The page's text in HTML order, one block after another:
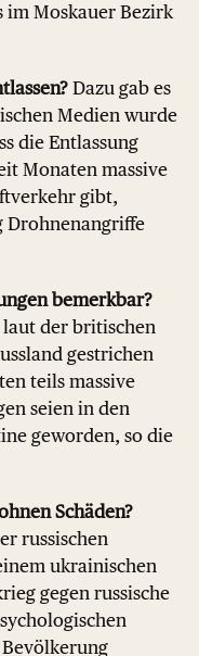
im Moskauer Bezirk
Dazu gab es
Medien wurde
die Entlassung
Monaten massive
gibt,
Drohnenangriffe
bemerkbar?
laut der britischen
gestrichen
teils massive
seien in den
geworden, so die
Schäden?
russischen
ukrainischen
gegen russische